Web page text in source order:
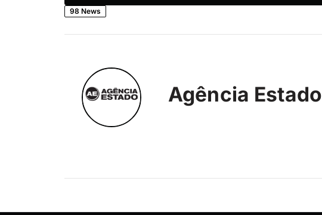
98 News
Agência Estado